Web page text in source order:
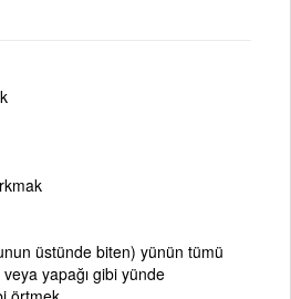
üstünde biten) yünün tümü
yapağı gibi yünde